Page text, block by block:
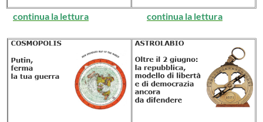
continua la lettura continua la lettura